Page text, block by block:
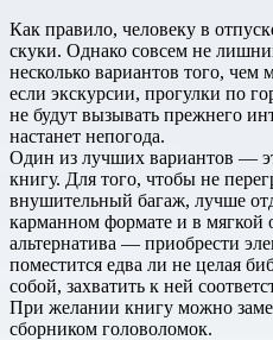
Как правило, человеку в
скуки. Однако совсем не
несколько вариантов того, чем
если экскурсии, прогулки по
не будут вызывать прежнего
настанет непогода.
Один из лучших вариантов —
книгу. Для того, чтобы не
внушительный багаж, лучше
карманном формате и в мягкой
альтернатива — приобрести
поместится едва ли не целая
собой, захватить к ней
При желании книгу можно
сборником головоломок.